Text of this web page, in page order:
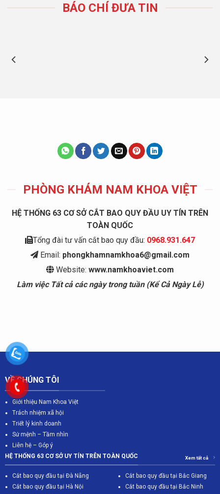
BÁO CHÍ ĐƯA TIN
PHÒNG KHÁM NAM KHOA VIỆT
HỆ THỐNG 63 CƠ SỞ CẮT BAO QUY ĐẦU UY TÍN TRÊN
TOÀN QUỐC
Tổng đài tư vấn cắt bao quy đầu: 0968.931.647
Email: phongkhamnamkhoa6@gmail.com
Website: www.namkhoaviet.com
Làm việc Tất cả các ngày trong tuần (Kể Cả Ngày Lễ)
VỀ CHÚNG TÔI
Giới thiệu Nam Khoa Việt
Trách nhiệm xã hội
Triết lý kinh doanh
Sứ mệnh – Tầm nhìn
Liên hệ – Góp ý
HỆ THỐNG 63 CƠ SỞ UY TÍN TRÊN TOÀN QUỐC
Xem tất cả
Cắt bao quy đầu tại Đà Nẵng
Cắt bao quy đầu tại Hà Nội
Cắt bao quy đầu tại Bắc Giang
Cắt bao quy đầu tại Bắc Ninh